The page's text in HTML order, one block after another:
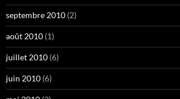
septembre 2010 (2)
août 2010 (1)
juillet 2010 (6)
juin 2010 (6)